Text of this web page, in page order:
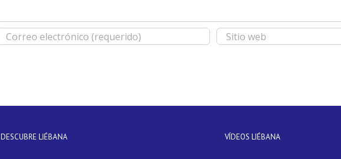
DESCUBRE LIÉBANA VÍDEOS LIÉBANA